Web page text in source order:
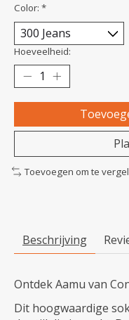
Color: *
Hoeveelheid:
Toevoegen om te
Beschrijving
Ontdek Aamu van
Dit hoogwaardige